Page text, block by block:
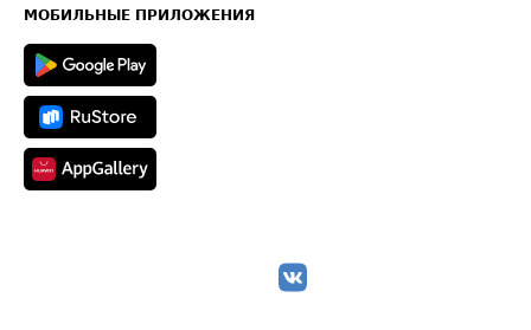
Техническая информация
МОБИЛЬНЫЕ ПРИЛОЖЕНИЯ